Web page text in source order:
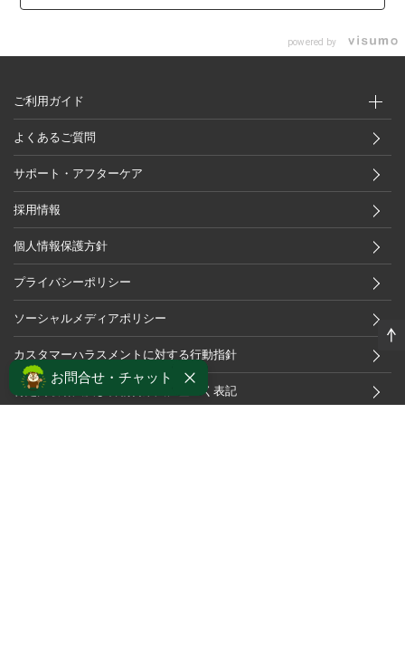
powered by
ご利用ガイド
よくあるご質問
サポート・アフターケア
採用情報
個人情報保護方針
プライバシーポリシー
ソーシャルメディアポリシー
カスタマーハラスメントに対する行動指針
特定商取引法及び古物営業法に基づく表記
お問合せ・チャット